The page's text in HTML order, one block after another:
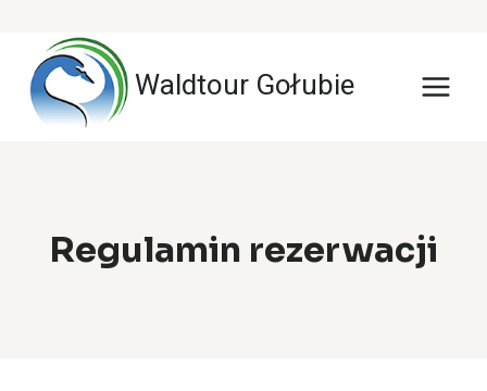
Przejdź
treści
Waldtour Gołubie
Regulamin rezerwacji